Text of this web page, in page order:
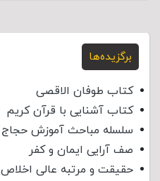
برگزیده‌ها
کتاب طوفان الاقصی
کتاب آشنایی با قرآن کریم
سلسله مباحث آموزش حجاج
صف آرایی ایمان و کفر
حقیقت و مرتبه عالی اخلاص